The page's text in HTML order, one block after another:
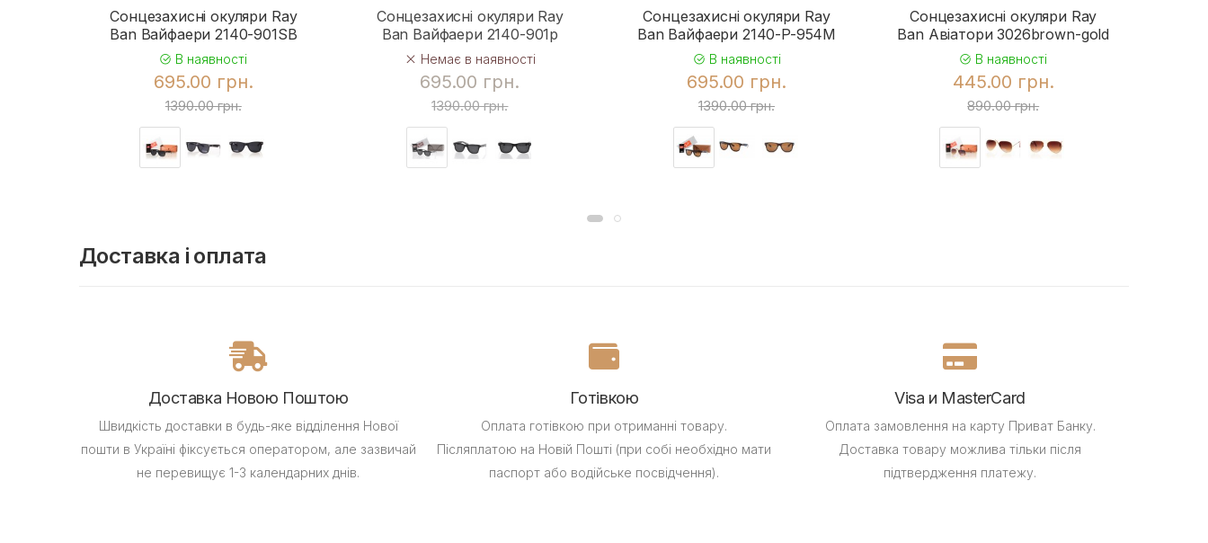
Сонцезахисні окуляри Ray
Ban Вайфаери 2140-901SB
В наявності
695.00 грн.
1390.00 грн.
Сонцезахисні окуляри Ray
Ban Вайфаери 2140-901p
Немає в наявності
695.00 грн.
1390.00 грн.
Сонцезахисні окуляри Ray
Ban Вайфаери 2140-P-954M
В наявності
695.00 грн.
1390.00 грн.
Сонцезахисні окуляри Ray
Ban Авіатори 3026brown-gold
В наявності
445.00 грн.
890.00 грн.
Доставка і оплата
Доставка Новою Поштою
Швидкість доставки в будь-яке відділення Нової
пошти в Україні фіксується оператором, але зазвичай
не перевищує 1-3 календарних днів.
Готівкою
Оплата готівкою при отриманні товару.
Післяплатою на Новій Пошті (при собі необхідно мати
паспорт або водійське посвідчення).
Visa и MasterCard
Оплата замовлення на карту Приват Банку.
Доставка товару можлива тільки після
підтвердження платежу.